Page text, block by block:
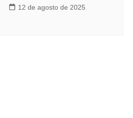
12 de agosto de 2025